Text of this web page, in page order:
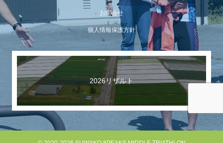
【イベント報告】Luminaオンラインガイドツアーが開催
されました
お問合せ
個人情報保護方針
2026リザルト